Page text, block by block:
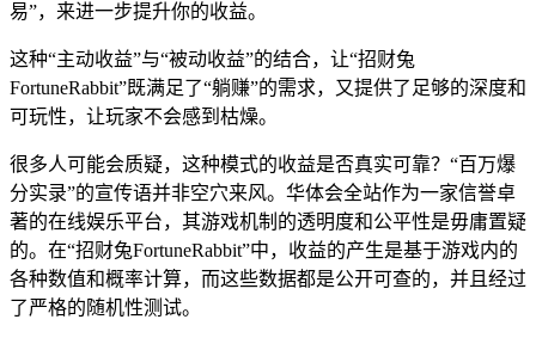
易”，来进一步提升你的收益。
这种“主动收益”与“被动收益”的结合，让“招财兔
FortuneRabbit”既满足了“躺赚”的需求，又提供了足够的深度和
可玩性，让玩家不会感到枯燥。
很多人可能会质疑，这种模式的收益是否真实可靠？“百万爆
分实录”的宣传语并非空穴来风。华体会全站作为一家信誉卓
著的在线娱乐平台，其游戏机制的透明度和公平性是毋庸置疑
的。在“招财兔FortuneRabbit”中，收益的产生是基于游戏内的
各种数值和概率计算，而这些数据都是公开可查的，并且经过
了严格的随机性测试。